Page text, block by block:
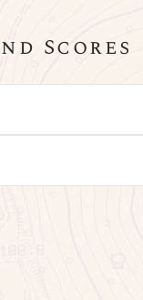
Scores